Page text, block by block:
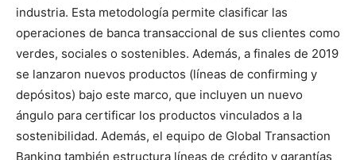
industria. Esta metodología permite clasificar las
operaciones de banca transaccional de sus clientes como
verdes, sociales o sostenibles. Además, a finales de 2019
se lanzaron nuevos productos (líneas de confirming y
depósitos) bajo este marco, que incluyen un nuevo
ángulo para certificar los productos vinculados a la
sostenibilidad. Además, el equipo de Global Transaction
Banking también estructura líneas de crédito y garantías